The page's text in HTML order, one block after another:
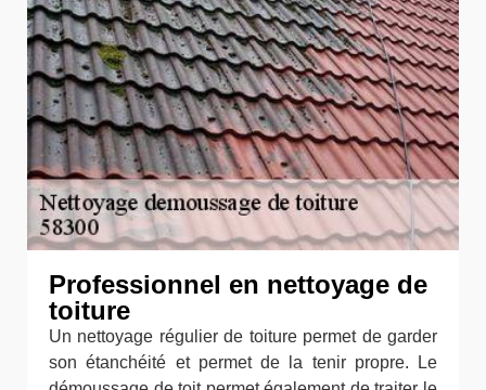
Professionnel en nettoyage de
toiture
Un nettoyage régulier de toiture permet de garder
son étanchéité et permet de la tenir propre. Le